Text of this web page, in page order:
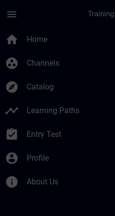
menu
home Home
group_work Channels
explore Catalog
timeline Learning Paths
assignment_turned_in Entry Test
account_circle Profile
info About Us